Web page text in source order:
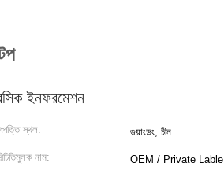
ইনফরমেশন
স্থল: গুয়াংডং, চীন
নাম: OEM / Private Lable